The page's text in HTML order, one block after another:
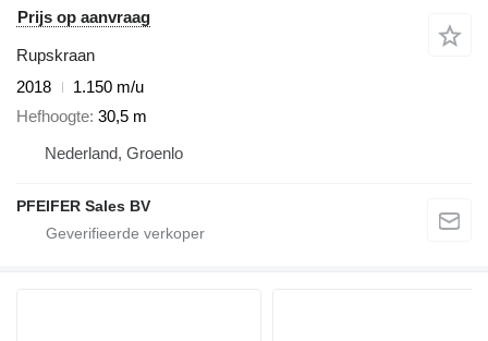
Prijs op aanvraag
Rupskraan
2018
1.150 m/u
Hefhoogte 30,5 m
Nederland, Groenlo
PFEIFER Sales BV